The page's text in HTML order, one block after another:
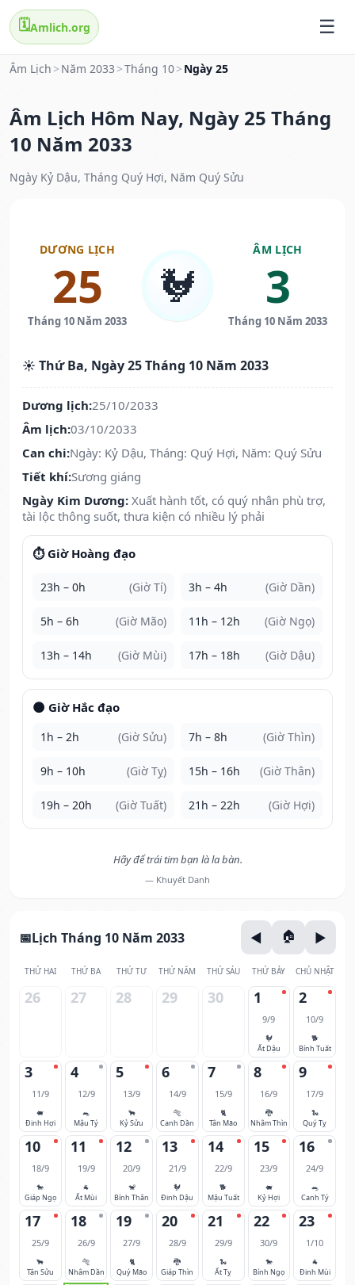
🗓️Amlich.org
Âm Lịch > Năm 2033 >Tháng 10> Ngày 25
Âm Lịch Hôm Nay, Ngày 25 Tháng
10 Năm 2033
Ngày Kỷ Dậu, Tháng Quý Hợi, Năm Quý Sửu
DƯƠNG LỊCH
25
Tháng 10 Năm 2033
🐓
ÂM LỊCH
3
Tháng 10 Năm 2033
☀️ Thứ Ba, Ngày 25 Tháng 10 Năm 2033
Dương lịch:25/10/2033
Âm lịch:03/10/2033
Can chi:Ngày: Kỷ Dậu, Tháng: Quý Hợi, Năm: Quý Sửu
Tiết khí:Sương giáng
Ngày Kim Dương: Xuất hành tốt, có quý nhân phù trợ,
tài lộc thông suốt, thưa kiện có nhiều lý phải
⏱️ Giờ Hoàng đạo
23h – 0h (Giờ Tí) 3h – 4h (Giờ Dần)
5h – 6h (Giờ Mão) 11h – 12h (Giờ Ngọ)
13h – 14h (Giờ Mùi) 17h – 18h (Giờ Dậu)
🌑 Giờ Hắc đạo
1h – 2h (Giờ Sửu) 7h – 8h (Giờ Thìn)
9h – 10h (Giờ Tỵ) 15h – 16h (Giờ Thân)
19h – 20h (Giờ Tuất) 21h – 22h (Giờ Hợi)
Hãy để trái tim bạn là la bàn.
— Khuyết Danh
Lịch Tháng 10 Năm 2033
THỨ HAI THỨ BA THỨ TƯ THỨ NĂM THỨ SÁU THỨ BẢY CHỦ NHẬT
26 27 28 29 30 1
9/9
🐓
Ất Dậu
2
10/9
🐕
Bính Tuất
3
11/9
🐖
Đinh Hợi
4
12/9
🐀
Mậu Tý
5
13/9
🐂
Kỷ Sửu
6
14/9
🐅
Canh Dần
7
15/9
🐈
Tân Mão
8
16/9
🐉
Nhâm Thìn
9
17/9
🐍
Quý Tỵ
10
18/9
🐎
Giáp Ngọ
11
19/9
🐐
Ất Mùi
12
20/9
🐒
Bính Thân
13
21/9
🐓
Đinh Dậu
14
22/9
🐕
Mậu Tuất
15
23/9
🐖
Kỷ Hợi
16
24/9
🐀
Canh Tý
17
25/9
🐂
Tân Sửu
18
26/9
🐅
Nhâm Dần
19
27/9
🐈
Quý Mão
20
28/9
🐉
Giáp Thìn
21
29/9
🐍
Ất Tỵ
22
30/9
🐎
Bính Ngọ
23
1/10
🐐
Đinh Mùi